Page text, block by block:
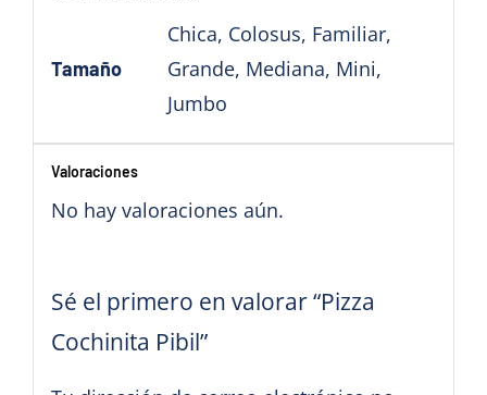
Tamaño
Chica, Colosus, Familiar,
Grande, Mediana, Mini,
Jumbo
Valoraciones
No hay valoraciones aún.
Sé el primero en valorar “Pizza
Cochinita Pibil”